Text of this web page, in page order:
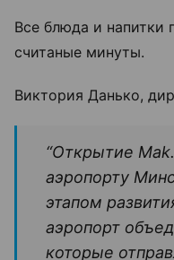
Все блюда и напитки
считаные минуты.
Виктория Данько,
“Открытие
аэропорту
этапом
аэропорт
которые